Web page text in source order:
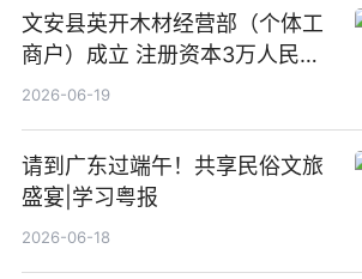
文安县英开木材经营部（个体工
商户）成立 注册资本3万人民币
新要闻
2026-06-19
请到广东过端午！共享民俗文旅
盛宴|学习粤报
2026-06-18